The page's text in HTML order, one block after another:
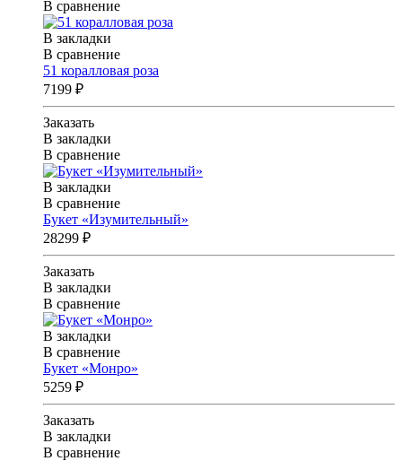
В сравнение
В закладки
В сравнение
51 коралловая роза
7199 ₽
Заказать
В закладки
В сравнение
В закладки
В сравнение
Букет «Изумительный»
28299 ₽
Заказать
В закладки
В сравнение
В закладки
В сравнение
Букет «Монро»
5259 ₽
Заказать
В закладки
В сравнение